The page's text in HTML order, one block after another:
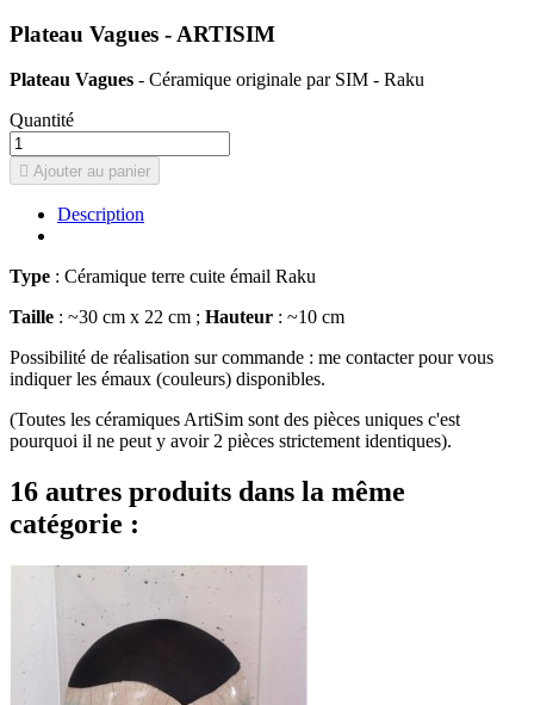
Plateau Vagues - ARTISIM
Plateau Vagues - Céramique originale par SIM - Raku
Quantité
 Ajouter au panier
Description
Type : Céramique terre cuite émail Raku
Taille : ~30 cm x 22 cm ; Hauteur : ~10 cm
Possibilité de réalisation sur commande : me contacter pour vous
indiquer les émaux (couleurs) disponibles.
(Toutes les céramiques ArtiSim sont des pièces uniques c'est
pourquoi il ne peut y avoir 2 pièces strictement identiques).
16 autres produits dans la même
catégorie :